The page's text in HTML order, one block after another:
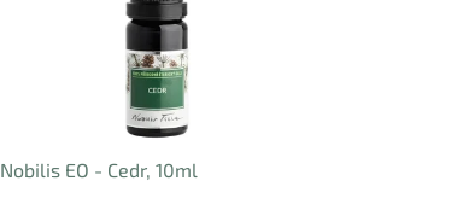
Nobilis EO - Cedr, 10ml